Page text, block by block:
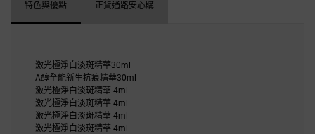
特色與優點 正貨通路安心購
激光極淨白淡斑精華30ml
A醇全能新生抗痕精華30ml
激光極淨白淡斑精華 4ml
激光極淨白淡斑精華 4ml
激光極淨白淡斑精華 4ml
激光極淨白淡斑精華 4ml